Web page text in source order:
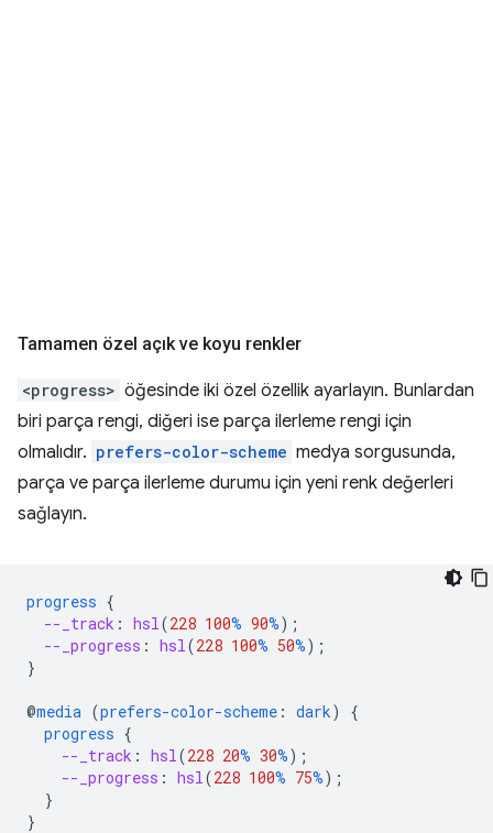
Tamamen özel açık ve koyu renkler
<progress> öğesinde iki özel özellik ayarlayın. Bunlardan
biri parça rengi, diğeri ise parça ilerleme rengi için
olmalıdır. prefers-color-scheme medya sorgusunda,
parça ve parça ilerleme durumu için yeni renk değerleri
sağlayın.
progress {
--_track : hsl (228 100% 90%);
--_progress : hsl (228 100% 50%);
}
@media (prefers-color-scheme : dark)
{
progress {
--_track : hsl (228 20% 30%);
--_progress : hsl (228 100% 75%);
}
}